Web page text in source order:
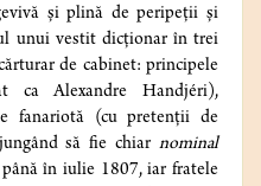
și plină de peripeții și
unui vestit dicționar în trei
de cabinet: principele
ca Alexandre Handjéri),
fanariotă (cu pretenții de
să fie chiar nominal
în iulie 1807, iar fratele